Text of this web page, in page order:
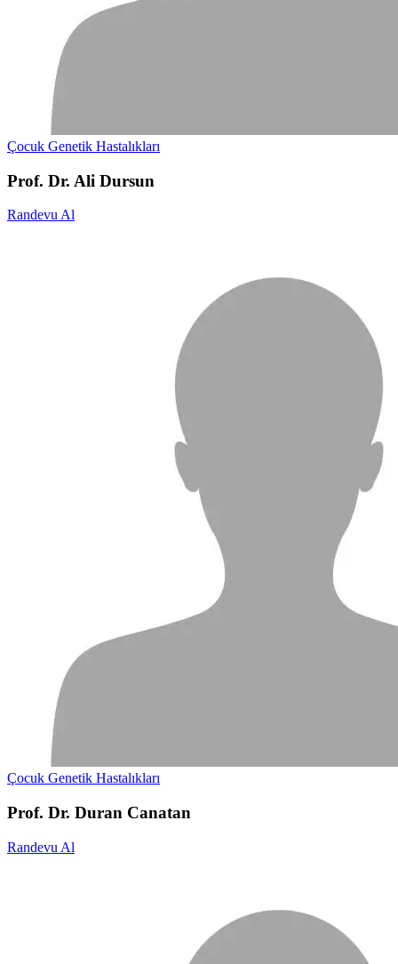
Çocuk Genetik Hastalıkları
Prof. Dr. Ali Dursun
Randevu Al
Çocuk Genetik Hastalıkları
Prof. Dr. Duran Canatan
Randevu Al